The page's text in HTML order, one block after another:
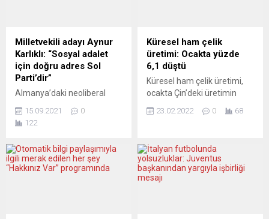
ABD İklim Elçisi John Kerry
ve 129 ülkenin temsilcileri,
Dünya Ticaret Örgütü ve
Dünya...
işadamının devasa desteği
ve Ulmlu bazı işadamlarının
katkısı sayesinde özel
ambulansla Ulm’a
naklediliyor. Tedavisine
başlanacak olan Rüzgar
Bebeğin 29...
Milletvekili adayı Aynur
Karlıklı: “Sosyal adalet
için doğru adres Sol
Parti’dir”
Almanya’daki neoliberal
sürüklediğini, mülteci,
göçmen, işsiz, kadın ve
sorunu ile acilen başa
çıkılması gerektiğini
15.09.2021
0
122
Küresel ham çelik
üretimi: Ocakta yüzde
6,1 düştü
Küresel ham çelik üretimi,
ocakta Çin’deki üretimin
düşmesiyle geçen yılın aynı
geriledi. Merkezi Brüksel’de
bulunan Dünya Çelik Birliği
(Worldsteel), ocak ayı ham
23.02.2022 0 68